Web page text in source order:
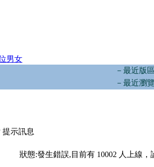
男女
－最近版
－最近瀏
提示訊息
狀態:發生錯誤,目前有 10002 人上線